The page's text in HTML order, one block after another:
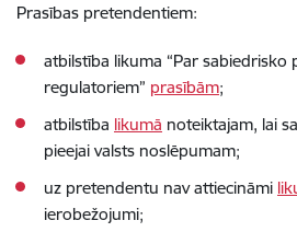
Prasības pretendentiem:
atbilstība likuma “Par sabiedrisko
regulatoriem” prasībām;
atbilstība likumā noteiktajam, lai
pieejai valsts noslēpumam;
uz pretendentu nav attiecināmi
ierobežojumi;